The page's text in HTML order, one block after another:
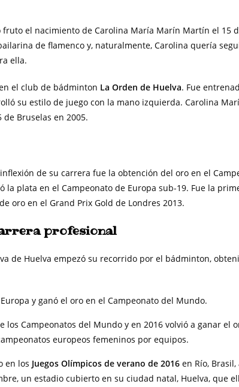
fruto el nacimiento de Carolina María Marín Martín el 15
de flamenco y, naturalmente, Carolina quería
ella.
el club de bádminton La Orden de Huelva. Fue
su estilo de juego con la mano izquierda. Carolina
Bruselas en 2005.
de su carrera fue la obtención del oro en el
la plata en el Campeonato de Europa sub-19. Fue la
oro en el Grand Prix Gold de Londres 2013.
profesional
de Huelva empezó su recorrido por el bádminton,
y ganó el oro en el Campeonato del Mundo.
Campeonatos del Mundo y en 2016 volvió a ganar el
europeos femeninos por equipos.
en los Juegos Olímpicos de verano de 2016 en Río,
un estadio cubierto en su ciudad natal, Huelva, que